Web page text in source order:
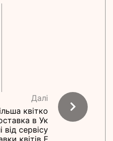
Далі
квітко
в Ук
від сервісу
квітів F